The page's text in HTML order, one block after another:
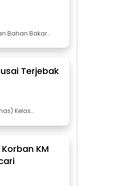
Bahan Bakar…
Terjebak
Kelas…
KM